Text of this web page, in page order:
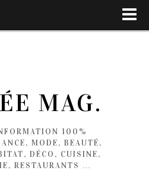
MAG.
100%
MODE, BEAUTÉ,
DÉCO, CUISINE,
RESTAURANTS …